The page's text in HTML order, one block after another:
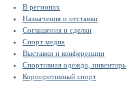
В регионах
Назначения и отставки
Соглашения и сделки
Спорт медиа
Выставки и конференции
Спортивная одежда, инвентарь
Корпоротивный спорт